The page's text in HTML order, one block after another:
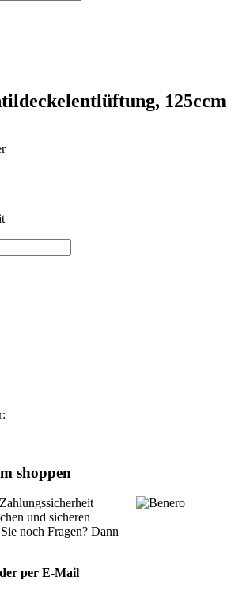
125ccm
shoppen
und sicheren
noch Fragen? Dann
per E-Mail